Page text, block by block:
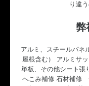
り違
弊
アルミ、スチールパネ
屋根含む） アルミサ
単板、その他シート
へこみ補修 石材補修